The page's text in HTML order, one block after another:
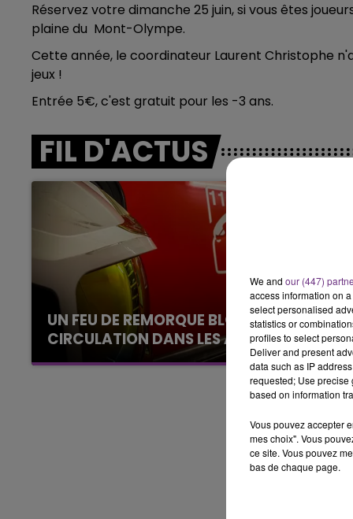
6h00 - 10h00
LA FAMILLE
Réservez votre dimanche 25 juin, si vous êtes
plaine du Mont-Olympe.
Cette année, le coordinateur Laurent Christophe
jeux !
Entrée 5€, c'est gratuit pour les -3 ans.
FIL D'ACTUS
UN FEU DE REMORQUE BLOQUE LA
CIRCULATION DANS LES ARDENNES
Un feu de remorque s'est déclaré ce mercredi
We and our (447)
access information on
select personalised
statistics or
profiles to select
Deliver and present
data such as IP
requested; Use precise
based on information
Vous pouvez accepter
mes choix". Vous
ce site. Vous pouvez
bas de chaque page.